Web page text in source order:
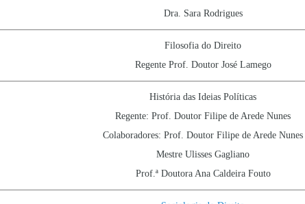
Dra. Sara Rodrigues
Filosofia do Direito
Regente Prof. Doutor José Lamego
História das Ideias Políticas
Regente: Prof. Doutor Filipe de Arede Nunes
Colaboradores: Prof. Doutor Filipe de Arede Nunes
Mestre Ulisses Gagliano
Prof.ª Doutora Ana Caldeira Fouto